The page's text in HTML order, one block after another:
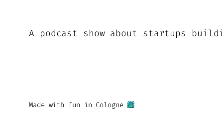
A podcast show about startups
Made with fun in Cologne